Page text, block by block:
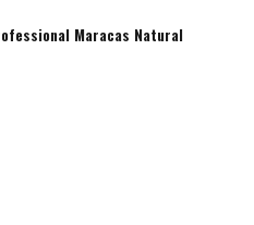
Maracas Natural